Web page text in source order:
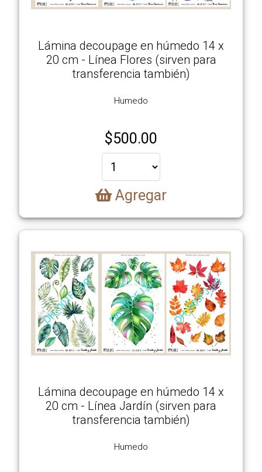
Lámina decoupage en húmedo 14 x
20 cm - Línea Flores (sirven para
transferencia también)
Humedo
$500.00
Agregar
Lámina decoupage en húmedo 14 x
20 cm - Línea Jardín (sirven para
transferencia también)
Humedo